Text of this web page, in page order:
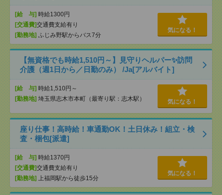
[給 与] 時給1300円
[交通費]交通費支給有り
[勤務地] ふじみ野駅からバス7分
気になる！
【無資格でも時給1,510円～】見守りヘルパー✨訪問
介護（週1日から／日勤のみ） /Ja[アルバイト]
[給 与] 時給1,510円～
[勤務地] 埼玉県志木市本町（最寄り駅：志木駅） 気になる！
座り仕事！高時給！車通勤OK！土日休み！組立・検
査・梱包[派遣]
[給 与] 時給1370円
[交通費]交通費支給有り
[勤務地] 上福岡駅から徒歩15分
気になる！